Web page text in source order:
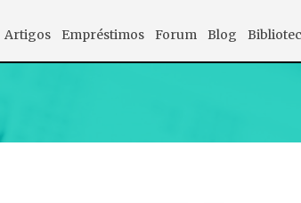
Artigos Empréstimos Forum Blog